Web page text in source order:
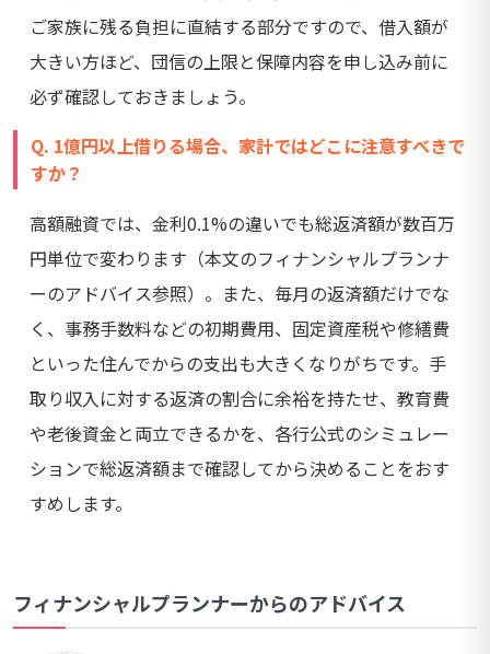
ご家族に残る負担に直結する部分ですので、借入額が
大きい方ほど、団信の上限と保障内容を申し込み前に
必ず確認しておきましょう。
Q. 1億円以上借りる場合、家計ではどこに注意すべきで
すか？
高額融資では、金利0.1%の違いでも総返済額が数百万
円単位で変わります（本文のフィナンシャルプランナ
ーのアドバイス参照）。また、毎月の返済額だけでな
く、事務手数料などの初期費用、固定資産税や修繕費
といった住んでからの支出も大きくなりがちです。手
取り収入に対する返済の割合に余裕を持たせ、教育費
や老後資金と両立できるかを、各行公式のシミュレー
ションで総返済額まで確認してから決めることをおす
すめします。
フィナンシャルプランナーからのアドバイス